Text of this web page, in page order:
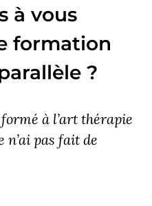
à vous
formation
?
à l’art thérapie
n’ai pas fait de